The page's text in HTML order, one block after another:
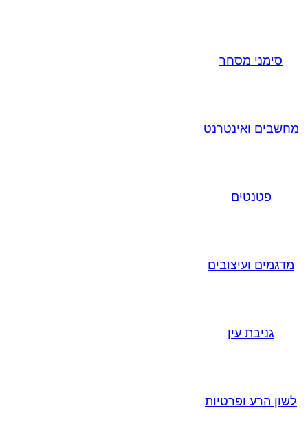
סימני מסחר
מחשבים ואינטרנט
פטנטים
מדגמים ועיצובים
גניבת עין
לשון הרע ופרטיות